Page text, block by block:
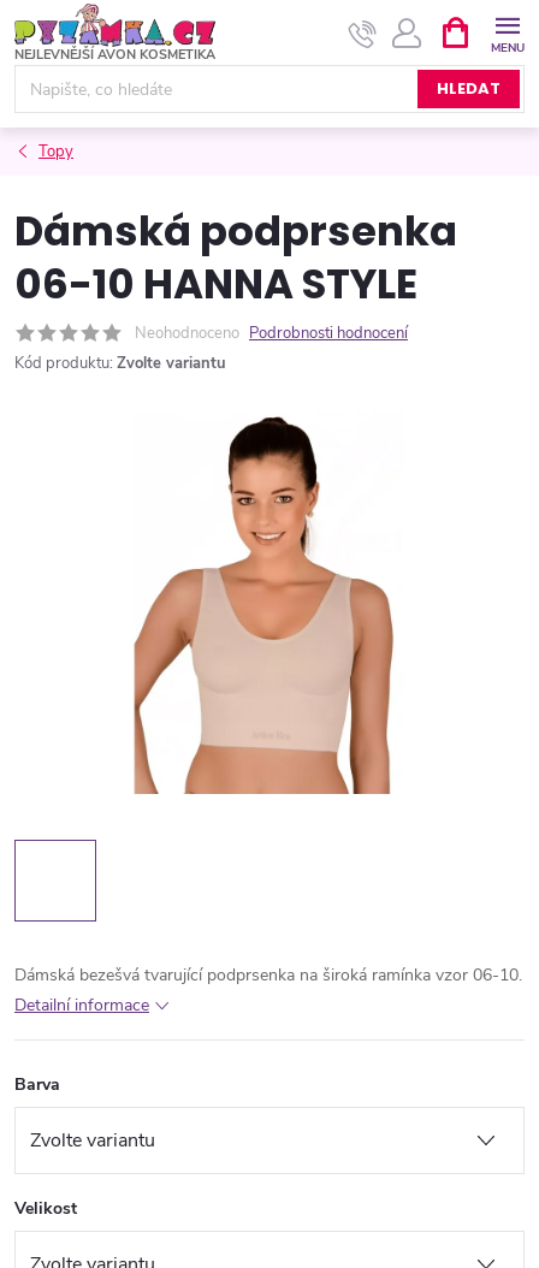
na
obsah
HLEDAT
NÁKUPNÍ
KOŠÍK
Topy
Dámská podprsenka
06-10 HANNA STYLE
Neohodnoceno Podrobnosti hodnocení
Kód produktu: Zvolte variantu
Dámská bezešvá tvarující podprsenka na široká ramínka vzor 06-10.
Detailní informace
Barva
Velikost